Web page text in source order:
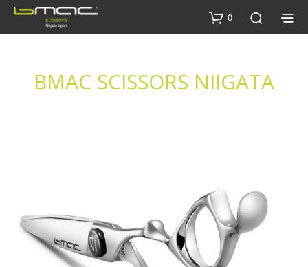
0
BMAC SCISSORS NIIGATA